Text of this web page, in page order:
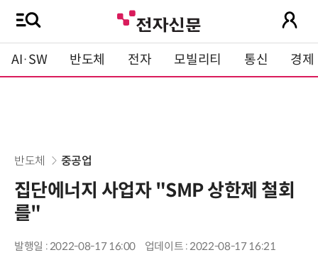
AI·SW 반도체 전자 모빌리티 통신 경제
반도체 중공업
집단에너지 사업자 "SMP 상한제 철회
를"
발행일 : 2022-08-17 16:00
업데이트 : 2022-08-17 16:21